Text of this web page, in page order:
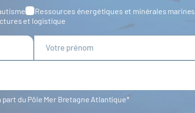
Ressources énergétiques et minérales marines
et logistique
du Pôle Mer Bretagne Atlantique